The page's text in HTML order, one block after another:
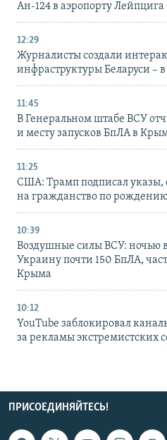
Ан-124 в аэропорту
12:29
Журналисты создали
инфраструктуры Беларуси –
11:45
В Генеральном штабе ВСУ
и месту запусков БпЛА в
11:25
США: Трамп подписал
на гражданство по
10:39
Воздушные силы ВСУ: ночью
Украину почти 150 БпЛА,
Крыма
10:12
YouTube заблокировал
за рекламы экстремистских
ПРИСОЕДИНЯЙТЕСЬ!